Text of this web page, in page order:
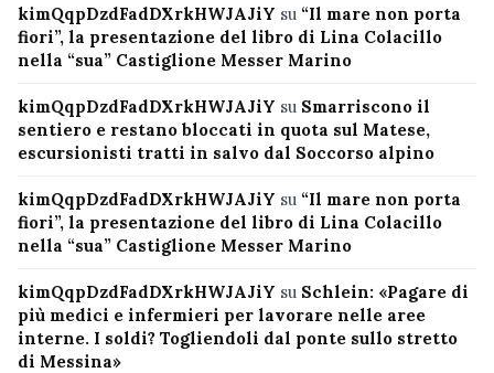
kimQqpDzdFadDXrkHWJAJiY su “Il mare non porta
fiori”, la presentazione del libro di Lina Colacillo
nella “sua” Castiglione Messer Marino
kimQqpDzdFadDXrkHWJAJiY su Smarriscono il
sentiero e restano bloccati in quota sul Matese,
escursionisti tratti in salvo dal Soccorso alpino
kimQqpDzdFadDXrkHWJAJiY su “Il mare non porta
fiori”, la presentazione del libro di Lina Colacillo
nella “sua” Castiglione Messer Marino
kimQqpDzdFadDXrkHWJAJiY su Schlein: «Pagare di
più medici e infermieri per lavorare nelle aree
interne. I soldi? Togliendoli dal ponte sullo stretto
di Messina»